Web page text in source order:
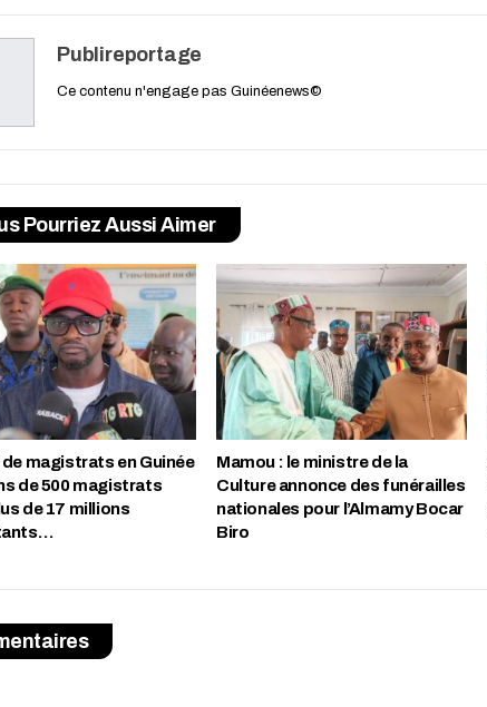
Publireportage
Ce contenu n'engage pas Guinéenews©
Pourriez Aussi Aimer
magistrats en Guinée
de 500 magistrats
de 17 millions
Mamou : le ministre de la
Culture annonce des funérailles
nationales pour l’Almamy Bocar
Biro